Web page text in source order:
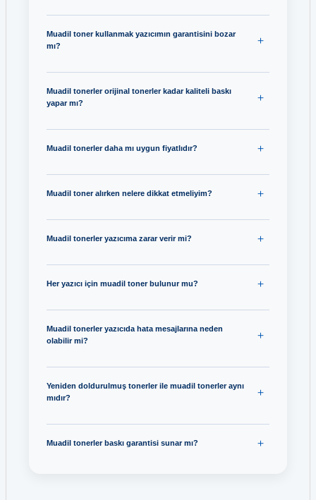
Muadil toner kullanmak yazıcımın garantisini bozar
mı?
Muadil tonerler orijinal tonerler kadar kaliteli baskı
yapar mı?
Muadil tonerler daha mı uygun fiyatlıdır?
Muadil toner alırken nelere dikkat etmeliyim?
Muadil tonerler yazıcıma zarar verir mi?
Her yazıcı için muadil toner bulunur mu?
Muadil tonerler yazıcıda hata mesajlarına neden
olabilir mi?
Yeniden doldurulmuş tonerler ile muadil tonerler aynı
mıdır?
Muadil tonerler baskı garantisi sunar mı?